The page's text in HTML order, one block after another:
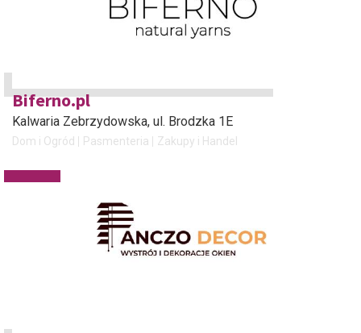
Biferno.pl
Kalwaria Zebrzydowska, ul. Brodzka 1E
Dom i Ogród Pasmenteria Zakupy i Handel